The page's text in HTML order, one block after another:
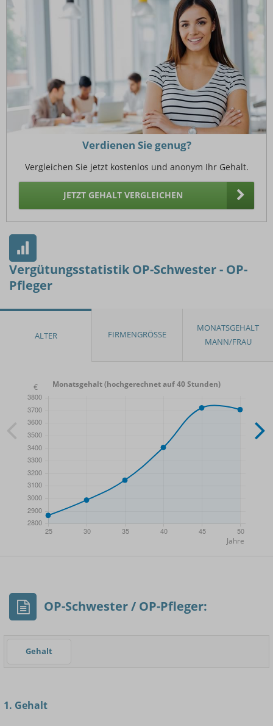
Verdienen Sie genug?
Vergleichen Sie jetzt kostenlos und anonym Ihr Gehalt.
JETZT GEHALT VERGLEICHEN
Vergütungsstatistik OP-Schwester - OP-
Pfleger
Monatsgehalt (hochgerechnet auf 40 Stunden)
OP-Schwester / OP-Pfleger:
Gehalt
1. Gehalt